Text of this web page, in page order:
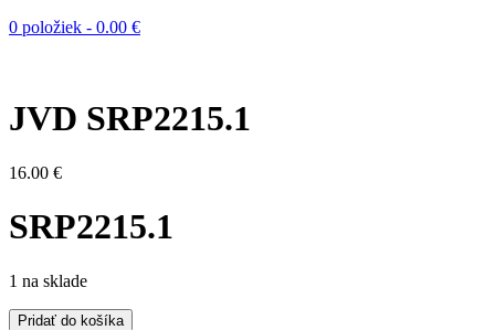
0 položiek - 0.00 €
JVD SRP2215.1
16.00 €
SRP2215.1
1 na sklade
Pridať do košíka